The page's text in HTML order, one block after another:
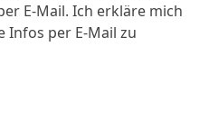
E-Mail. Ich erkläre mich
Infos per E-Mail zu